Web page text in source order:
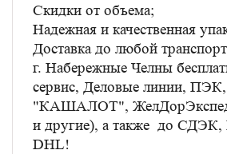
Скидки от объема;
Надежная и качественная
Доставка до любой
г. Набережные Челны
сервис, Деловые линии,
"КАШАЛОТ",
и другие), а также до
DHL!